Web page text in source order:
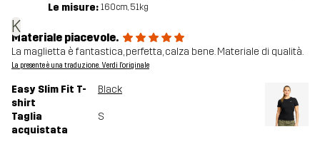
K
Le misure: 160cm, 51kg
Materiale piacevole.
La maglietta è fantastica, perfetta, calza bene. Materiale di qualità.
La presente è una traduzione. Verdi l'originale
Easy Slim Fit T-
shirt
Black
Taglia
acquistata
S